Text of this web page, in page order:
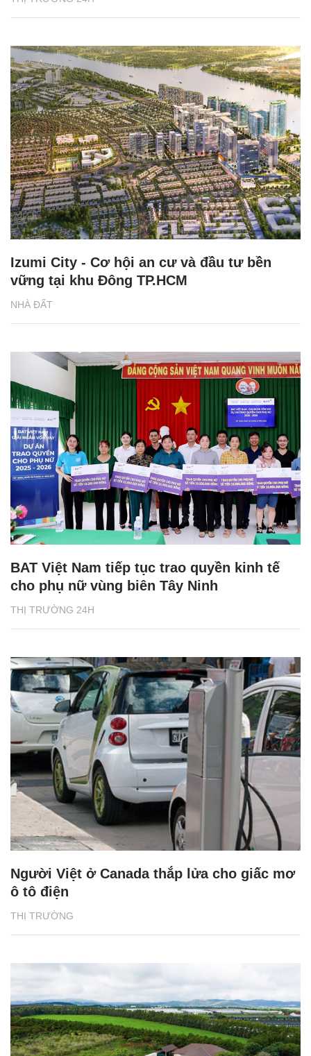
NHÀ ĐẤT
Izumi City - Cơ hội an cư và đầu tư bền
vững tại khu Đông TP.HCM
THỊ TRƯỜNG 24H
BAT Việt Nam tiếp tục trao quyền kinh tế
cho phụ nữ vùng biên Tây Ninh
THỊ TRƯỜNG
Người Việt ở Canada thắp lửa cho giấc mơ
ô tô điện